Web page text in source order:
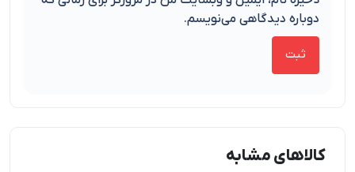
دوباره دیدگاهی می‌نویسم.
کالاهای مشابه